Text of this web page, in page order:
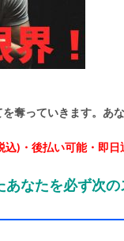
奪っていきます。あ
)・後払い可能・即
あなたを必ず次